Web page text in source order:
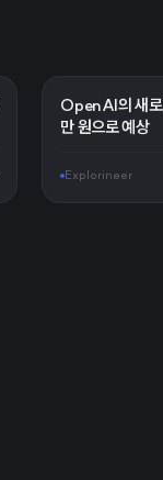
OpenAI의 새로
만 원으로 예상
Explorineer